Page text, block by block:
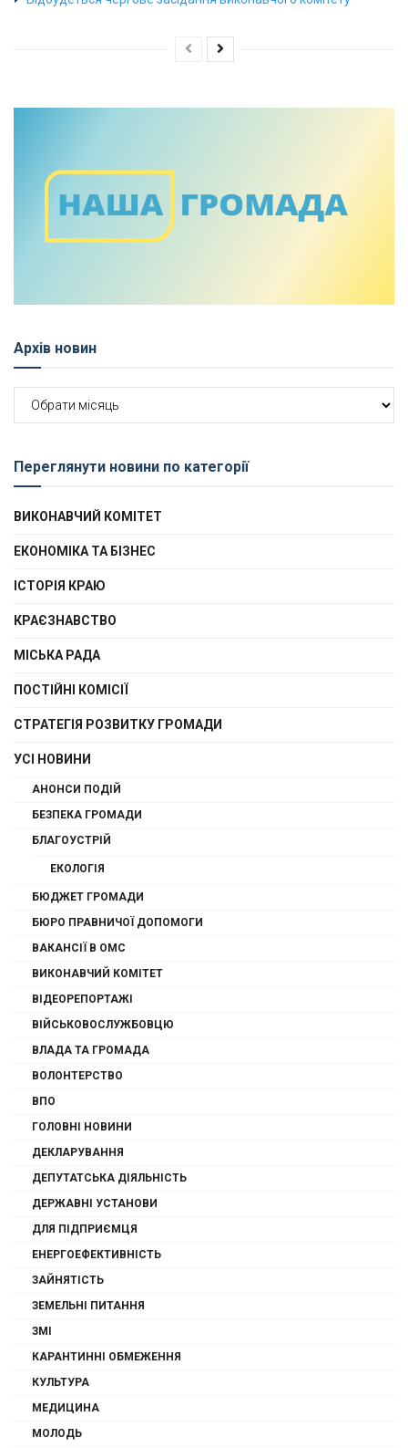
Архів новин
новин
Переглянути новини по категорії
ВИКОНАВЧИЙ КОМІТЕТ
ЕКОНОМІКА ТА БІЗНЕС
ІСТОРІЯ КРАЮ
КРАЄЗНАВСТВО
МІСЬКА РАДА
ПОСТІЙНІ КОМІСІЇ
СТРАТЕГІЯ РОЗВИТКУ ГРОМАДИ
УСІ НОВИНИ
АНОНСИ ПОДІЙ
БЕЗПЕКА ГРОМАДИ
БЛАГОУСТРІЙ
ЕКОЛОГІЯ
БЮДЖЕТ ГРОМАДИ
БЮРО ПРАВНИЧОЇ ДОПОМОГИ
ВАКАНСІЇ В ОМС
ВИКОНАВЧИЙ КОМІТЕТ
ВІДЕОРЕПОРТАЖІ
ВІЙСЬКОВОСЛУЖБОВЦЮ
ВЛАДА ТА ГРОМАДА
ВОЛОНТЕРСТВО
ВПО
ГОЛОВНІ НОВИНИ
ДЕКЛАРУВАННЯ
ДЕПУТАТСЬКА ДІЯЛЬНІСТЬ
ДЕРЖАВНІ УСТАНОВИ
ДЛЯ ПІДПРИЄМЦЯ
ЕНЕРГОЕФЕКТИВНІСТЬ
ЗАЙНЯТІСТЬ
ЗЕМЕЛЬНІ ПИТАННЯ
ЗМІ
КАРАНТИННІ ОБМЕЖЕННЯ
КУЛЬТУРА
МЕДИЦИНА
МОЛОДЬ